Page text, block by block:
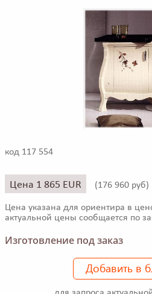
код 117 554
Цена 1 865 EUR (176 960 руб)
Цена указана для ориентира в
актуальной цены сообщается по
Изготовление под заказ
Добавить в